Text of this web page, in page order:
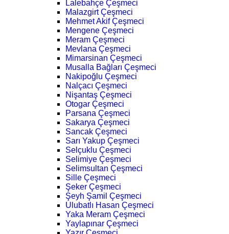
Lalebahçe Çeşmeci
Malazgirt Çeşmeci
Mehmet Akif Çeşmeci
Mengene Çeşmeci
Meram Çeşmeci
Mevlana Çeşmeci
Mimarsinan Çeşmeci
Musalla Bağları Çeşmeci
Nakipoğlu Çeşmeci
Nalçacı Çeşmeci
Nişantaş Çeşmeci
Otogar Çeşmeci
Parsana Çeşmeci
Sakarya Çeşmeci
Sancak Çeşmeci
Sarı Yakup Çeşmeci
Selçuklu Çeşmeci
Selimiye Çeşmeci
Selimsultan Çeşmeci
Sille Çeşmeci
Şeker Çeşmeci
Şeyh Şamil Çeşmeci
Ulubatlı Hasan Çeşmeci
Yaka Meram Çeşmeci
Yaylapınar Çeşmeci